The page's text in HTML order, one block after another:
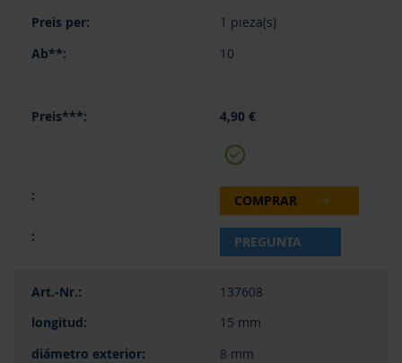
1 pieza(s)
10
4,90 €
COMPRAR
PREGUNTA
137608
15 mm
8 mm